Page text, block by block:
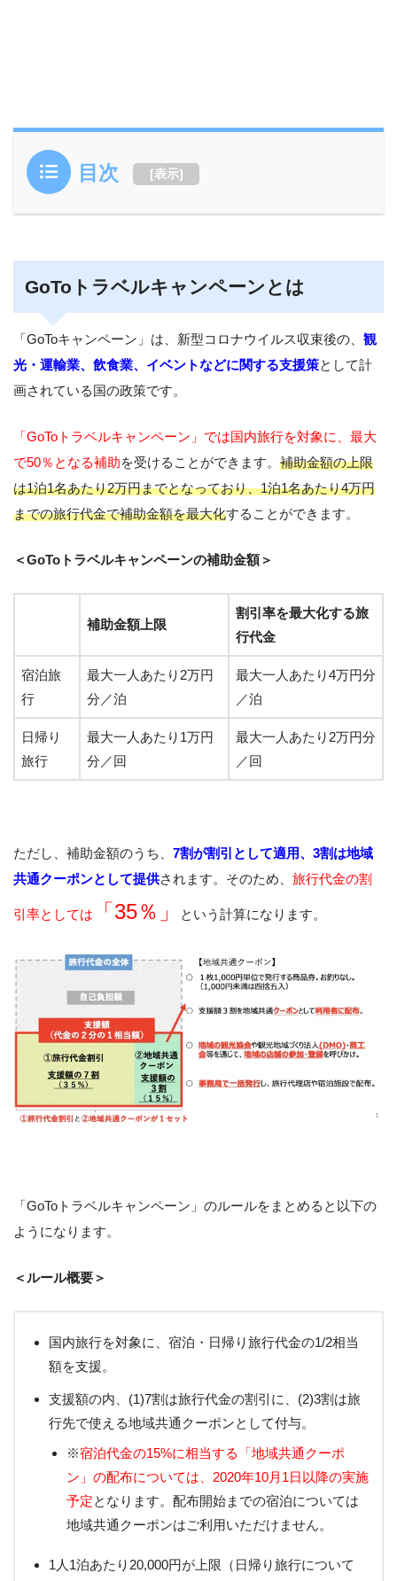
目次 [表示]
GoToトラベルキャンペーンとは
「GoToキャンペーン」は、新型コロナウイルス収束後の、 観
光・運輸業、飲食業、イベントなどに関する支援策として計
画されている国の政策です。
「GoToトラベルキャンペーン」では国内旅行を対象に、最大
で50％となる補助を受けることができます。 補助金額の上限
は1泊1名あたり2万円までとなっており、1泊1名あたり4万円
までの旅行代金で補助金額を最大化することができます。
＜GoToトラベルキャンペーンの補助金額＞
補助金額上限
割引率を最大化する旅
行代金
宿泊旅
行
最大一人あたり2万円
分／泊
最大一人あたり4万円分
／泊
日帰り
旅行
最大一人あたり1万円
分／回
最大一人あたり2万円分
／回
ただし、補助金額のうち、 7割が割引として適用、3割は地域
共通クーポンとして提供されます。そのため、 旅行代金の割
引率としては 「35％」 という計算になります。
「GoToトラベルキャンペーン」のルールをまとめると以下の
ようになります。
＜ルール概要＞
国内旅行を対象に、宿泊・日帰り旅行代金の1/2相当
額を支援。
支援額の内、(1)7割は旅行代金の割引に、(2)3割は旅
行先で使える地域共通クーポンとして付与。
※宿泊代金の15%に相当する「地域共通クーポ
ン」の配布については、2020年10月1日以降の実施
予定となります。配布開始までの宿泊については
地域共通クーポンはご利用いただけません。
1人1泊あたり20,000円が上限（日帰り旅行について